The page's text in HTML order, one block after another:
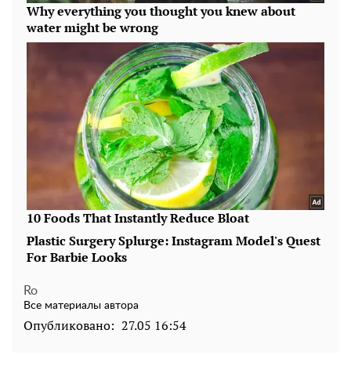
Ro
Все материалы автора
Опубликовано: 27.05 16:54